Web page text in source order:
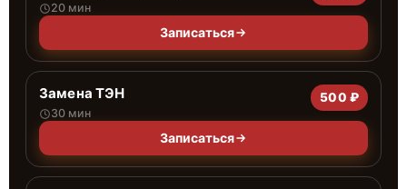
20 мин
Записаться
Замена ТЭН
30 мин
500 ₽
Записаться